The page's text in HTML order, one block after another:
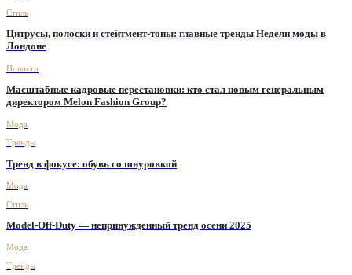
Стиль
Цитрусы, полоски и стейтмент-топы: главные тренды Недели моды в
Лондоне
Новости
Масштабные кадровые перестановки: кто стал новым генеральным
директором Melon Fashion Group?
Мода
Тренды
Тренд в фокусе: обувь со шнуровкой
Мода
Стиль
Model-Off-Duty — непринужденный тренд осени 2025
Мода
Тренды